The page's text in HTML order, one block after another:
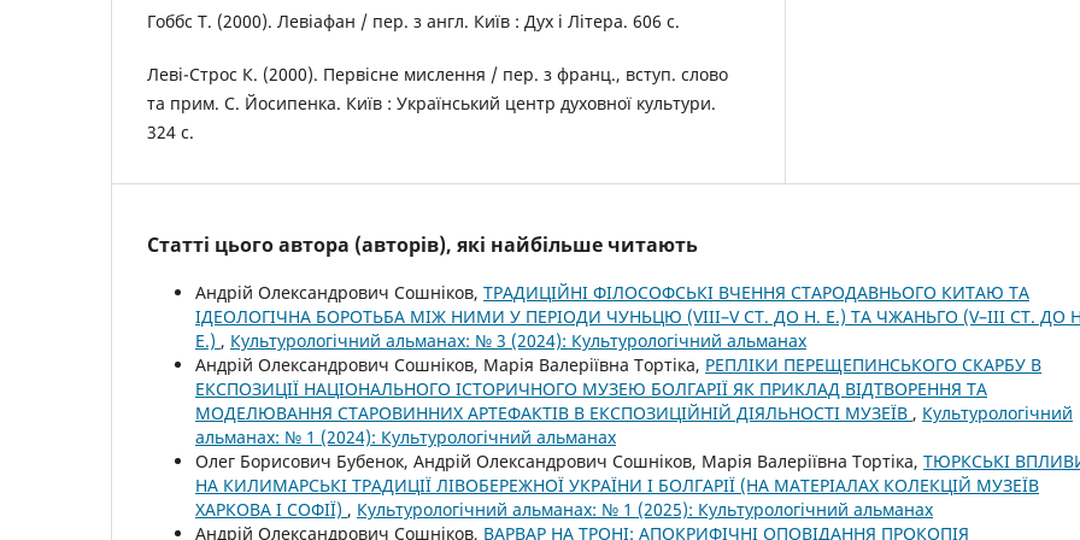
Гоббс Т. (2000). Левіафан / пер. з англ. Київ : Дух і Літера. 606 с.
Леві-Строс К. (2000). Первісне мислення / пер. з франц., вступ. слово
та прим. С. Йосипенка. Київ : Український центр духовної культури.
324 с.
Статті цього автора (авторів), які найбільше читають
Андрій Олександрович Сошніков, ТРАДИЦІЙНІ ФІЛОСОФСЬКІ ВЧЕННЯ СТАРОДАВНЬОГО КИТАЮ ТА
ІДЕОЛОГІЧНА БОРОТЬБА МІЖ НИМИ У ПЕРІОДИ ЧУНЬЦЮ (VIII–V СТ. ДО Н. Е.) ТА ЧЖАНЬГО (V–III СТ. ДО
Е.) , Культурологічний альманах: № 3 (2024): Культурологічний альманах
Андрій Олександрович Сошніков, Марія Валеріївна Тортіка, РЕПЛІКИ ПЕРЕЩЕПИНСЬКОГО СКАРБУ В
ЕКСПОЗИЦІЇ НАЦІОНАЛЬНОГО ІСТОРИЧНОГО МУЗЕЮ БОЛГАРІЇ ЯК ПРИКЛАД ВІДТВОРЕННЯ ТА
МОДЕЛЮВАННЯ СТАРОВИННИХ АРТЕФАКТІВ В ЕКСПОЗИЦІЙНІЙ ДІЯЛЬНОСТІ МУЗЕЇВ , Культурологічний
альманах: № 1 (2024): Культурологічний альманах
Олег Борисович Бубенок, Андрій Олександрович Сошніков, Марія Валеріївна Тортіка, ТЮРКСЬКІ
НА КИЛИМАРСЬКІ ТРАДИЦІЇ ЛІВОБЕРЕЖНОЇ УКРАЇНИ І БОЛГАРІЇ (НА МАТЕРІАЛАХ КОЛЕКЦІЙ МУЗЕЇВ
ХАРКОВА І СОФІЇ) , Культурологічний альманах: № 1 (2025): Культурологічний альманах
Андрій Олександрович Сошніков, ВАРВАР НА ТРОНІ: АПОКРИФІЧНІ ОПОВІДАННЯ ПРОКОПІЯ